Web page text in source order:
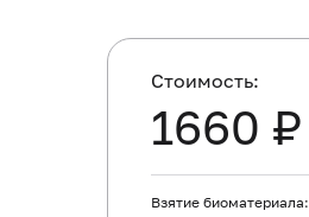
Cтоимость:
1660 ₽
Взятие биоматериала: